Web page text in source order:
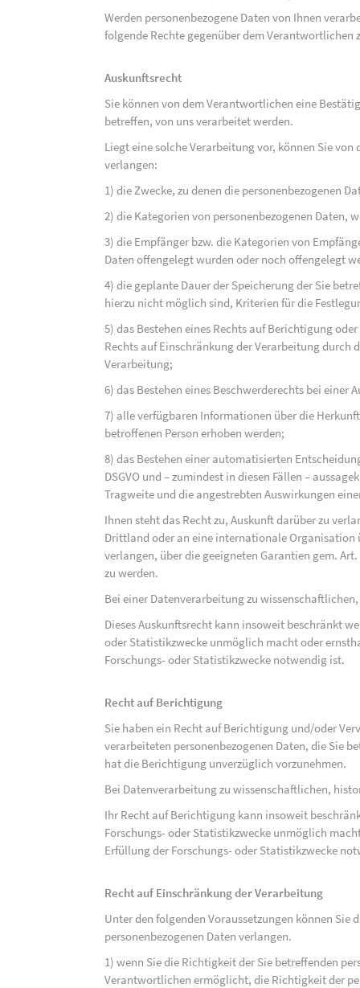
Werden personenbezogene Daten von Ihnen
folgende Rechte gegenüber dem Verantwortlichen
Auskunftsrecht
Sie können von dem Verantwortlichen eine
betreffen, von uns verarbeitet werden.
Liegt eine solche Verarbeitung vor, können Sie
verlangen:
1) die Zwecke, zu denen die personenbezogenen
2) die Kategorien von personenbezogenen Daten,
3) die Empfänger bzw. die Kategorien von
Daten offengelegt wurden oder noch offengelegt
4) die geplante Dauer der Speicherung der Sie
hierzu nicht möglich sind, Kriterien für die
5) das Bestehen eines Rechts auf Berichtigung
Rechts auf Einschränkung der Verarbeitung durch
Verarbeitung;
6) das Bestehen eines Beschwerderechts bei einer
7) alle verfügbaren Informationen über die
betroffenen Person erhoben werden;
8) das Bestehen einer automatisierten
DSGVO und – zumindest in diesen Fällen –
Tragweite und die angestrebten Auswirkungen
Ihnen steht das Recht zu, Auskunft darüber zu
Drittland oder an eine internationale Organisation
verlangen, über die geeigneten Garantien gem.
zu werden.
Bei einer Datenverarbeitung zu
Dieses Auskunftsrecht kann insoweit beschränkt
oder Statistikzwecke unmöglich macht oder
Forschungs- oder Statistikzwecke notwendig ist.
Recht auf Berichtigung
Sie haben ein Recht auf Berichtigung und/oder
verarbeiteten personenbezogenen Daten, die Sie
hat die Berichtigung unverzüglich vorzunehmen.
Bei Datenverarbeitung zu wissenschaftlichen,
Ihr Recht auf Berichtigung kann insoweit
Forschungs- oder Statistikzwecke unmöglich
Erfüllung der Forschungs- oder Statistikzwecke
Recht auf Einschränkung der Verarbeitung
Unter den folgenden Voraussetzungen können
personenbezogenen Daten verlangen.
1) wenn Sie die Richtigkeit der Sie betreffenden
Verantwortlichen ermöglicht, die Richtigkeit der